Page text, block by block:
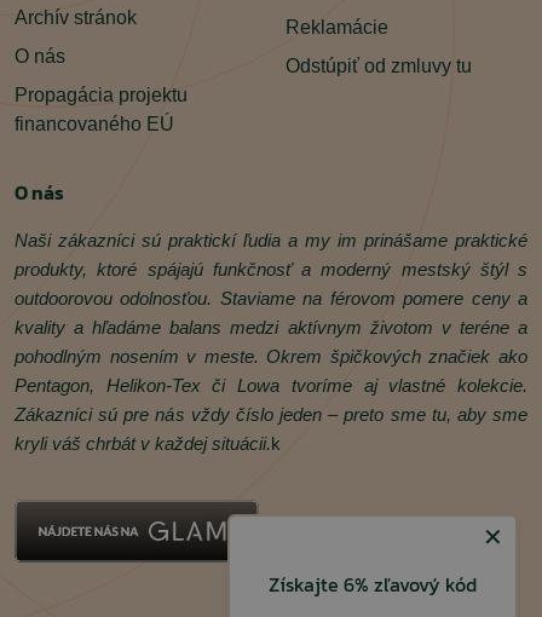
Archív stránok
O nás
Propagácia projektu
financovaného EÚ
Reklamácie
Odstúpiť od zmluvy tu
O nás
Naši zákazníci sú praktickí ľudia a my im prinášame praktické
produkty, ktoré spájajú funkčnosť a moderný mestský štýl s
outdoorovou odolnosťou. Staviame na férovom pomere ceny a
kvality a hľadáme balans medzi aktívnym životom v teréne a
pohodlným nosením v meste. Okrem špičkových značiek ako
Pentagon, Helikon‑Tex či Lowa tvoríme aj vlastné kolekcie.
Zákazníci sú pre nás vždy číslo jeden – preto sme tu, aby sme
kryli váš chrbát v každej situácii.k
Facebook
Instagram
✕
Získajte 6% zľavový kód